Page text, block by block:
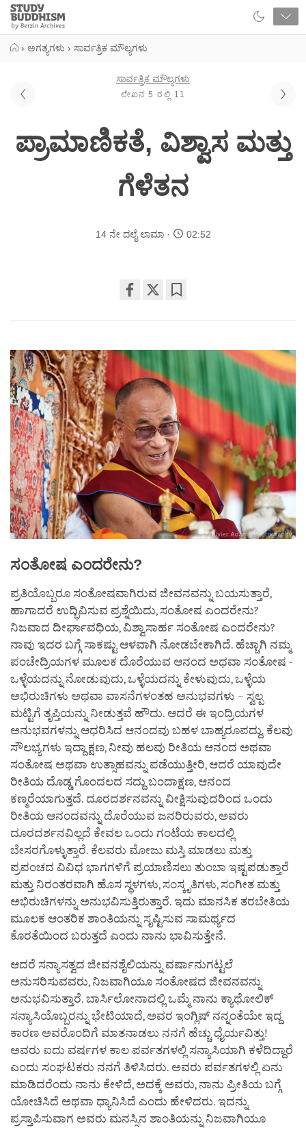
Close
Study
Buddhism
› ಅಗತ್ಯಗಳು › ಸಾರ್ವತ್ರಿಕ ಮೌಲ್ಯಗಳು
ಸಾರ್ವತ್ರಿಕ ಮೌಲ್ಯಗಳು
ಲೇಖನ 5 ರಲ್ಲಿ 11
ಪ್ರಾಮಾಣಿಕತೆ, ವಿಶ್ವಾಸ ಮತ್ತು
ಗೆಳೆತನ
14 ನೇ ದಲೈ ಲಾಮಾ 02:52
on
ಸಂತೋಷ ಎಂದರೇನು?
ಪ್ರತಿಯೊಬ್ಬರೂ ಸಂತೋಷವಾಗಿರುವ ಜೀವನವನ್ನು ಬಯಸುತ್ತಾರೆ,
ಹಾಗಾದರೆ ಉದ್ಭಿವಿಸುವ ಪ್ರಶ್ನೆಯಿದು, ಸಂತೋಷ ಎಂದರೇನು?
ನಿಜವಾದ ದೀರ್ಘಾವಧಿಯ, ವಿಶ್ವಾಸಾರ್ಹ ಸಂತೋಷ ಎಂದರೇನು?
ನಾವು ಇದರ ಬಗ್ಗೆ ಸಾಕಷ್ಟು ಆಳವಾಗಿ ನೋಡಬೇಕಾಗಿದೆ. ಹೆಚ್ಚಾಗಿ ನಮ್ಮ
ಪಂಚೇದ್ರಿಯಗಳ ಮೂಲಕ ದೊರೆಯುವ ಆನಂದ ಅಥವಾ ಸಂತೋಷ -
ಒಳ್ಳೆಯದನ್ನು ನೋಡುವುದು, ಒಳ್ಳೆಯದನ್ನು ಕೇಳುವುದು, ಒಳ್ಳೆಯ
ಅಭಿರುಚಿಗಳು ಅಥವಾ ವಾಸನೆಗಳಂತಹ ಅನುಭವಗಳು – ಸ್ವಲ್ಪ
ಮಟ್ಟಿಗೆ ತೃಪ್ತಿಯನ್ನು ನೀಡುತ್ತವೆ ಹೌದು. ಆದರೆ ಈ ಇಂದ್ರಿಯಗಳ
ಅನುಭವಗಳನ್ನು ಆಧರಿಸಿದ ಆನಂದವು ಬಹಳ ಬಾಹ್ಯರೂಪದ್ದು. ಕೆಲವು
ಸೌಲಭ್ಯಗಳು ಇದ್ದಾಕ್ಷಣ, ನೀವು ಹಲವು ರೀತಿಯ ಆನಂದ ಅಥವಾ
ಸಂತೋಷ ಅಥವಾ ಉತ್ಸಾಹವನ್ನು ಪಡೆಯುತ್ತೀರಿ, ಆದರೆ ಯಾವುದೇ
ರೀತಿಯ ದೊಡ್ಡ ಗೊಂದಲದ ಸದ್ದು ಬಂದಾಕ್ಷಣ, ಆನಂದ
ಕಣ್ಮರೆಯಾಗುತ್ತದೆ. ದೂರದರ್ಶನವನ್ನು ವೀಕ್ಷಿಸುವುದರಿಂದ ಒಂದು
ರೀತಿಯ ಆನಂದವನ್ನು ದೊರೆಯುವ ಜನರಿರುವರು, ಅವರು
ದೂರದರ್ಶನವಿಲ್ಲದೆ ಕೇವಲ ಒಂದು ಗಂಟೆಯ ಕಾಲದಲ್ಲಿ
ಬೇಸರಗೊಳ್ಳುತ್ತಾರೆ. ಕೆಲವರು ಮೋಜು ಮಸ್ತಿ ಮಾಡಲು ಮತ್ತು
ಪ್ರಪಂಚದ ವಿವಿಧ ಭಾಗಗಳಿಗೆ ಪ್ರಯಾಣಿಸಲು ತುಂಬಾ ಇಷ್ಟಪಡುತ್ತಾರೆ
ಮತ್ತು ನಿರಂತರವಾಗಿ ಹೊಸ ಸ್ಥಳಗಳು, ಸಂಸ್ಕೃತಿಗಳು, ಸಂಗೀತ ಮತ್ತು
ಅಭಿರುಚಿಗಳನ್ನು ಅನುಭವಿಸುತ್ತಿರುತ್ತಾರೆ. ಇದು ಮಾನಸಿಕ ತರಬೇತಿಯ
ಮೂಲಕ ಆಂತರಿಕ ಶಾಂತಿಯನ್ನು ಸೃಷ್ಟಿಸುವ ಸಾಮರ್ಥ್ಯದ
ಕೊರತೆಯಿಂದ ಬರುತ್ತದೆ ಎಂದು ನಾನು ಭಾವಿಸುತ್ತೇನೆ.
ಆದರೆ ಸನ್ಯಾಸತ್ವದ ಜೀವನಶೈಲಿಯನ್ನು ವರ್ಷಾನುಗಟ್ಟಲೆ
ಅನುಸರಿಸುವವರು, ನಿಜವಾಗಿಯೂ ಸಂತೋಷದ ಜೀವನವನ್ನು
ಅನುಭವಿಸುತ್ತಾರೆ. ಬಾರ್ಸಿಲೋನಾದಲ್ಲಿ ಒಮ್ಮೆ ನಾನು ಕ್ಯಾಥೋಲಿಕ್
ಸನ್ಯಾಸಿಯೊಬ್ಬರನ್ನು ಭೇಟಿಯಾದೆ, ಅವರ ಇಂಗ್ಲಿಷ್ ನನ್ನಂತೆಯೇ ಇದ್ದ
ಕಾರಣ ಅವರೊಂದಿಗೆ ಮಾತನಾಡಲು ನನಗೆ ಹೆಚ್ಚು ಧೈರ್ಯವಿತ್ತು!
ಅವರು ಐದು ವರ್ಷಗಳ ಕಾಲ ಪರ್ವತಗಳಲ್ಲಿ ಸನ್ಯಾಸಿಯಾಗಿ ಕಳೆದಿದ್ದಾರೆ
ಎಂದು ಸಂಘಟಕರು ನನಗೆ ತಿಳಿಸಿದರು. ಅವರು ಪರ್ವತಗಳಲ್ಲಿ ಏನು
ಮಾಡಿದರೆಂದು ನಾನು ಕೇಳಿದೆ, ಅದಕ್ಕೆ ಅವರು, ನಾನು ಪ್ರೀತಿಯ ಬಗ್ಗೆ
ಯೋಚಿಸಿದೆ ಅಥವಾ ಧ್ಯಾನಿಸಿದೆ ಎಂದು ಹೇಳಿದರು. ಇದನ್ನು
ಪ್ರಸ್ತಾಪಿಸುವಾಗ ಅವರು ಮನಸ್ಸಿನ ಶಾಂತಿಯನ್ನು ನಿಜವಾಗಿಯೂ